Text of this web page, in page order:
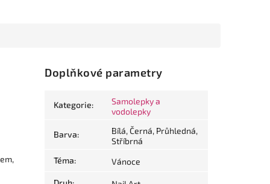
Doplňkové parametry
Kategorie:
Samolepky a
vodolepky
Barva:
Bílá, Černá, Průhledná,
Stříbrná
Téma: Vánoce